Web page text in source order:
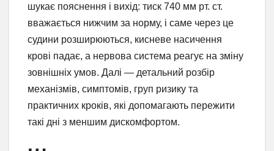
шукає пояснення і вихід: тиск 740 мм рт. ст.
вважається нижчим за норму, і саме через це
судини розширюються, кисневе насичення
крові падає, а нервова система реагує на зміну
зовнішніх умов. Далі — детальний розбір
механізмів, симптомів, груп ризику та
практичних кроків, які допомагають пережити
такі дні з меншим дискомфортом.